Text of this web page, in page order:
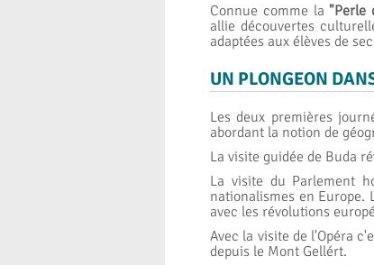
Connue comme la"Perle
allie découvertes
adaptées aux élèves de
UN PLONGEON
Les deux premières
abordant la notion de
La visite guidée de Buda
La visite du Parlement
nationalismes en
avec les révolutions
Avec la visite de l'Opéra
depuis le Mont Gellért.